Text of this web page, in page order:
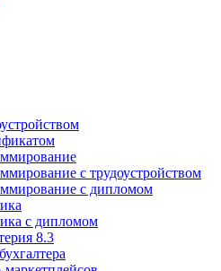
с трудоустройством
с дипломом
с дипломом
8.3